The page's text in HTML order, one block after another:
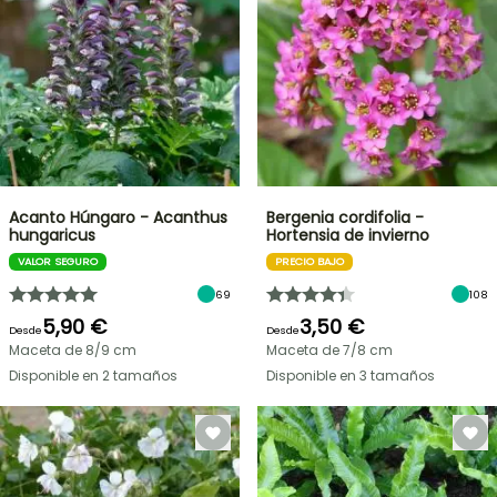
Acanto Húngaro - Acanthus
hungaricus
VALOR SEGURO
69
Desde5,90 €
Maceta de 8/9 cm
Disponible en 2 tamaños
Bergenia cordifolia -
Hortensia de invierno
PRECIO BAJO
108
Desde3,50 €
Maceta de 7/8 cm
Disponible en 3 tamaños